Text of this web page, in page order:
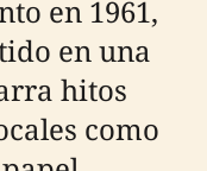
en 1961,
en una
hitos
como